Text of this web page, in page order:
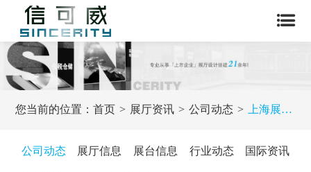
您当前的位置：首页 展厅资讯 公司动态 上海展会搭建商纪念抗战胜利80周年
公司动态 展厅信息 展台信息 行业动态 国际资讯